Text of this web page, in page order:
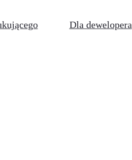
Dla dewelopera